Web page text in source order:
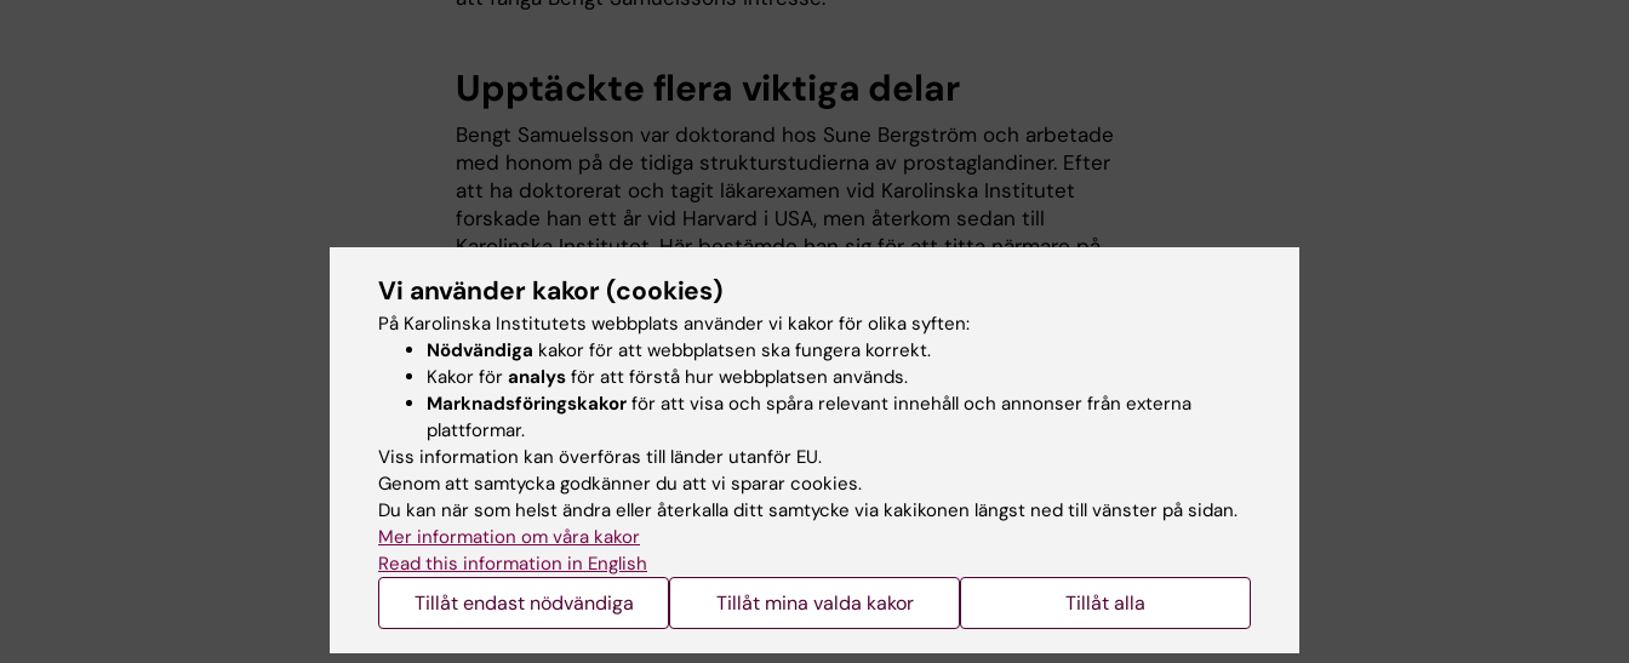
Upptäckte flera viktiga delar
Bengt Samuelsson var doktorand hos Sune Bergström och arbetade
med honom på de tidiga strukturstudierna av prostaglandiner. Efter
att ha doktorerat och tagit läkarexamen vid Karolinska Institutet
forskade han ett år vid Harvard i USA, men återkom sedan till
Karolinska Institutet. Här bestämde han sig för att titta närmare på
reaktionerna när prostaglandiner bildas.
Under 1960- och 1970-talen visade han i detalj hur prostaglandiner
bildas från fettsyror, framförallt arakidonsyra. Bengt Samuelsson har
isolerat och strukturbestämt flera viktiga delar i
prostaglandinsystemet.
Till exempel upptäckte han de så kallade leukotrienerna, som bland
annat frisätts vid akuta överkänslighetsreaktioner och inflammation,
och tromboxaner som bildas i blodplättar och stoppar blödningar
men också bidrar till att blodproppar bildas.
Förklarade flera sjukdomar
Vi använder kakor (cookies)
På Karolinska Institutets webbplats använder vi kakor för olika syften:
Nödvändiga kakor för att webbplatsen ska fungera korrekt.
Kakor för analys för att förstå hur webbplatsen används.
Marknadsföringskakor för att visa och spåra relevant innehåll och annonser från externa
plattformar.
Viss information kan överföras till länder utanför EU.
Genom att samtycka godkänner du att vi sparar cookies.
Du kan när som helst ändra eller återkalla ditt samtycke via kakikonen längst ned till vänster på sidan.
Mer information om våra kakor
Read this information in English
Tillåt endast nödvändiga Tillåt mina valda kakor Tillåt alla